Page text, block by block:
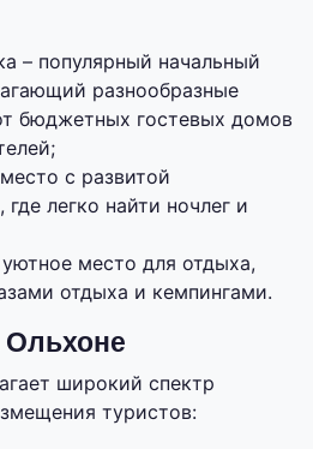
– популярный начальный
разнообразные
бюджетных гостевых домов
с развитой
легко найти ночлег и
место для отдыха,
отдыха и кемпингами.
Ольхоне
широкий спектр
туристов: